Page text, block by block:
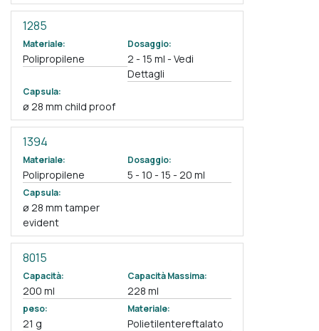
1285
Materiale:
Polipropilene
Dosaggio:
2 - 15 ml - Vedi
Dettagli
Capsula:
ø 28 mm child proof
1394
Materiale:
Polipropilene
Dosaggio:
5 - 10 - 15 - 20 ml
Capsula:
ø 28 mm tamper
evident
8015
Capacità:
200 ml
Capacità Massima:
228 ml
peso:
21 g
Materiale:
Polietilentereftalato